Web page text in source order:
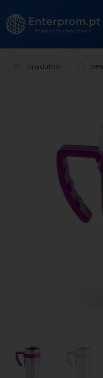
produtos